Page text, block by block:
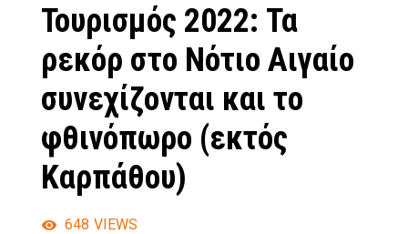
Τουρισμός 2022: Τα
ρεκόρ στο Νότιο Αιγαίο
συνεχίζονται και το
φθινόπωρο (εκτός
Καρπάθου)
648 VIEWS